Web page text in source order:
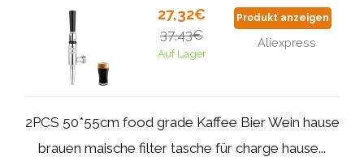
27,32€
37,43€
Auf Lager
Produkt anzeigen
Aliexpress
2PCS 50*55cm food grade Kaffee Bier Wein hause
brauen maische filter tasche für charge hause...